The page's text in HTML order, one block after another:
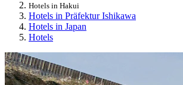
Hotels in Hakui
Hotels in Präfektur Ishikawa
Hotels in Japan
Hotels